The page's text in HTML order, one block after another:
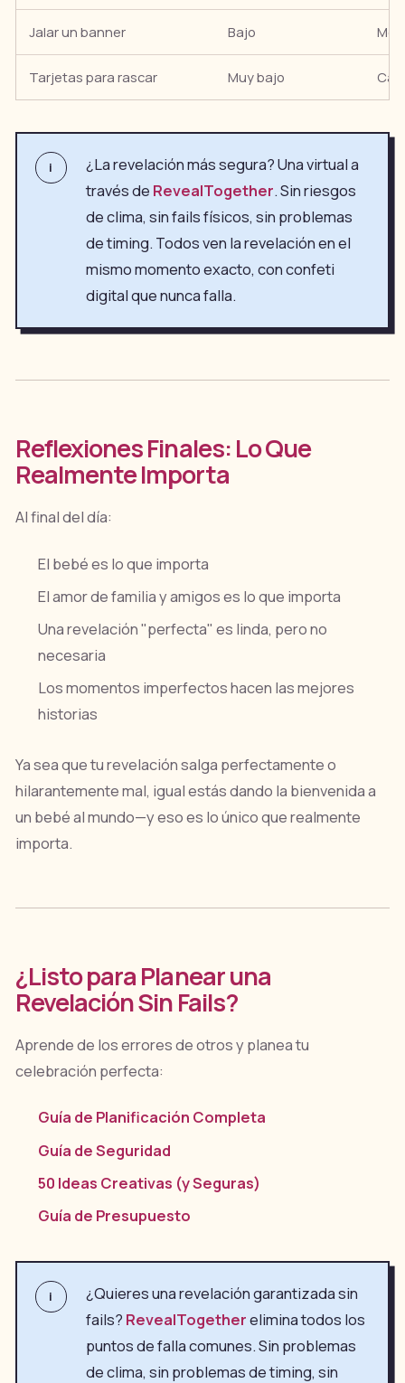
Jalar un banner Bajo
Tarjetas para rascar Muy bajo
i
¿La revelación más segura? Una virtual a
través de RevealTogether. Sin riesgos
de clima, sin fails físicos, sin problemas
de timing. Todos ven la revelación en el
mismo momento exacto, con confeti
digital que nunca falla.
Reflexiones Finales: Lo Que
Realmente Importa
Al final del día:
El bebé es lo que importa
El amor de familia y amigos es lo que importa
Una revelación "perfecta" es linda, pero no
necesaria
Los momentos imperfectos hacen las mejores
historias
Ya sea que tu revelación salga perfectamente o
hilarantemente mal, igual estás dando la bienvenida a
un bebé al mundo—y eso es lo único que realmente
importa.
¿Listo para Planear una
Revelación Sin Fails?
Aprende de los errores de otros y planea tu
celebración perfecta:
Guía de Planificación Completa
Guía de Seguridad
50 Ideas Creativas (y Seguras)
Guía de Presupuesto
i
¿Quieres una revelación garantizada sin
fails? RevealTogetherelimina todos los
puntos de falla comunes. Sin problemas
de clima, sin problemas de timing, sin